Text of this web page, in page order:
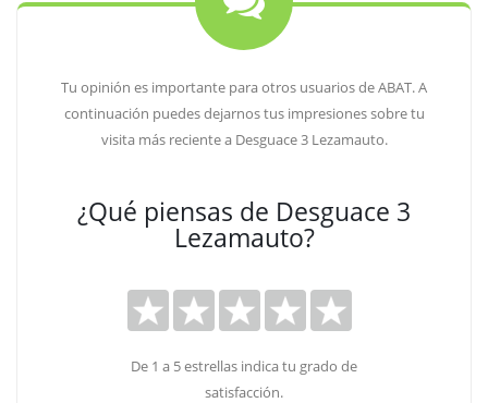
Tu opinión es importante para otros usuarios de ABAT. A
continuación puedes dejarnos tus impresiones sobre tu
visita más reciente a Desguace 3 Lezamauto.
¿Qué piensas de Desguace 3
Lezamauto?
De 1 a 5 estrellas indica tu grado de
satisfacción.